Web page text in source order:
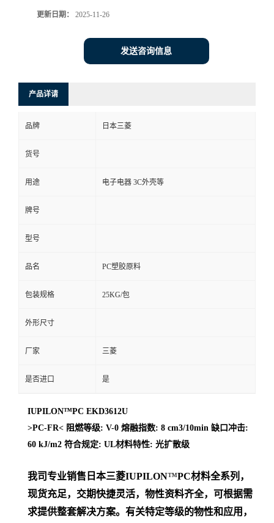
更新日期： 2025-11-26
发送咨询信息
产品详请
品牌 日本三菱
货号
用途 电子电器 3C外壳等
牌号
型号
品名 PC塑胶原料
包装规格 25KG/包
外形尺寸
厂家 三菱
是否进口 是
IUPILON™PC EKD3612U
>PC-FR< 阻燃等级: V-0 熔融指数: 8 cm3/10min 缺口冲击:
60 kJ/m2 符合规定: UL材料特性: 光扩散级
我司专业销售日本三菱IUPILON™PC材料全系列 ，
现货充足，交期快捷灵活，物性资料齐全，可根据需
求提供整套解决方案。 有关特定等级的物性和应用，